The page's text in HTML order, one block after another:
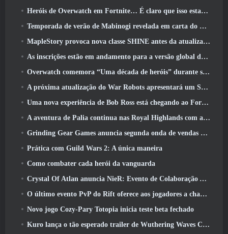
Heróis de Overwatch em Fortnite… É claro que isso estava prestes a acontecer
Temporada de verão de Mabinogi revelada em carta do produtor
MapleStory provoca nova classe SHINE antes da atualização de junho
As inscrições estão em andamento para a versão global do ‘Teste de Prólogo’ Limit Zero Breakers da NCSoft
Overwatch comemora “Uma década de heróis” durante seu 10º aniversário
A próxima atualização do War Robots apresentará um Sniper inspirado em Lovecraft
Uma nova experiência de Bob Ross está chegando ao Fortnite
A aventura de Palia continua nas Royal Highlands com a atualização de hoje
Grinding Gear Games anuncia segunda onda de vendas de ingressos ExileCon
Prática com Guild Wars 2: A única maneira
Como combater cada herói da vanguarda
Crystal Of Atlan anuncia NieR: Evento de Colaboração Automata
O último evento PvP do Rift oferece aos jogadores a chance de ganhar até 4000 Créditos e um novo título
Novo jogo Cozy-Pary Totopia inicia teste beta fechado
Kuro lança o tão esperado trailer de Wuthering Waves Cyberpunk: Crossover de Edgerunners